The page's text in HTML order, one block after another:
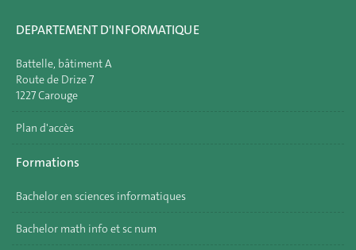
DEPARTEMENT D'INFORMATIQUE
Battelle, bâtiment A
Route de Drize 7
1227 Carouge
Plan d'accès
Formations
Bachelor en sciences informatiques
Bachelor math info et sc num